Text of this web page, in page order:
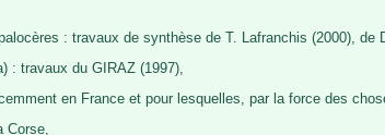
: travaux de synthèse de T. Lafranchis (2000), de
: travaux du GIRAZ (1997),
en France et pour lesquelles, par la force des